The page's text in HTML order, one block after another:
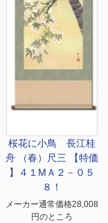
桜花に小鳥 長江桂
舟 （春）尺三 【特価
】４１MＡ２－０５
８！
メーカー通常価格28,008
円のところ